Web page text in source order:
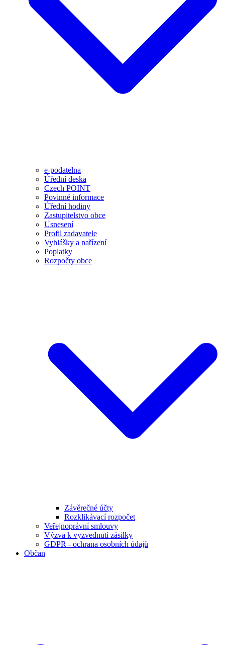
e-podatelna
Úřední deska
Czech POINT
Povinné informace
Úřední hodiny
Zastupitelstvo obce
Usnesení
Profil zadavatele
Vyhlášky a nařízení
Poplatky
Rozpočty obce
Závěrečné účty
Rozklikávací rozpočet
Veřejnoprávní smlouvy
Výzva k vyzvednutí zásilky
GDPR - ochrana osobních údajů
Občan